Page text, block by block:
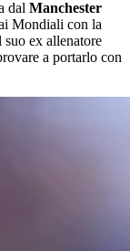
dal Manchester
Mondiali con la
ex allenatore
a portarlo con